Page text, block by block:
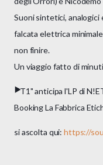
Suoni sintetici, analogici
falcata elettrica
non finire.
Un viaggio fatto di
▶️
"T1" anticipa l'LP di
Booking La Fabbrica
si ascolta qui: https://